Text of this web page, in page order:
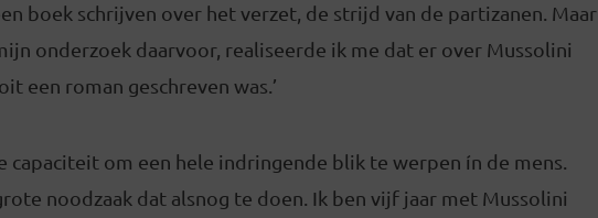
boek schrijven over het verzet, de strijd van de partizanen. Maar
onderzoek daarvoor, realiseerde ik me dat er over Mussolini
een roman geschreven was.’
capaciteit om een hele indringende blik te werpen ín de mens.
noodzaak dat alsnog te doen. Ik ben vijf jaar met Mussolini